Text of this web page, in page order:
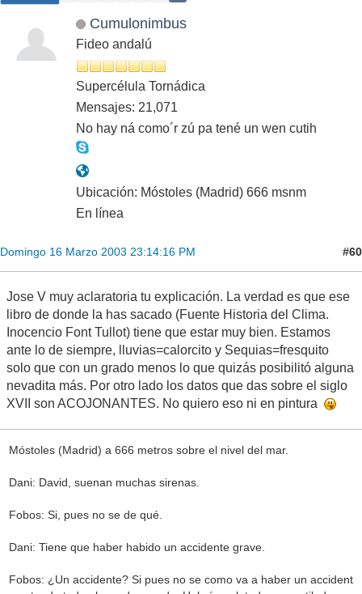
Cumulonimbus
Fideo andalú
Supercélula Tornádica
Mensajes: 21,071
No hay ná como´r zú pa tené un wen cutih
Ubicación: Móstoles (Madrid) 666 msnm
En línea
Domingo 16 Marzo 2003 23:14:16 PM #60
Jose V muy aclaratoria tu explicación. La verdad es que ese
libro de donde la has sacado (Fuente Historia del Clima.
Inocencio Font Tullot) tiene que estar muy bien. Estamos
ante lo de siempre, lluvias=calorcito y Sequias=fresquito
solo que con un grado menos lo que quizás posibilitó alguna
nevadita más. Por otro lado los datos que das sobre el siglo
XVII son ACOJONANTES. No quiero eso ni en pintura
Móstoles (Madrid) a 666 metros sobre el nivel del mar.
Dani: David, suenan muchas sirenas.
Fobos: Si, pues no se de qué.
Dani: Tiene que haber habido un accidente grave.
Fobos: ¿Un accidente? Si pues no se como va a haber un accident